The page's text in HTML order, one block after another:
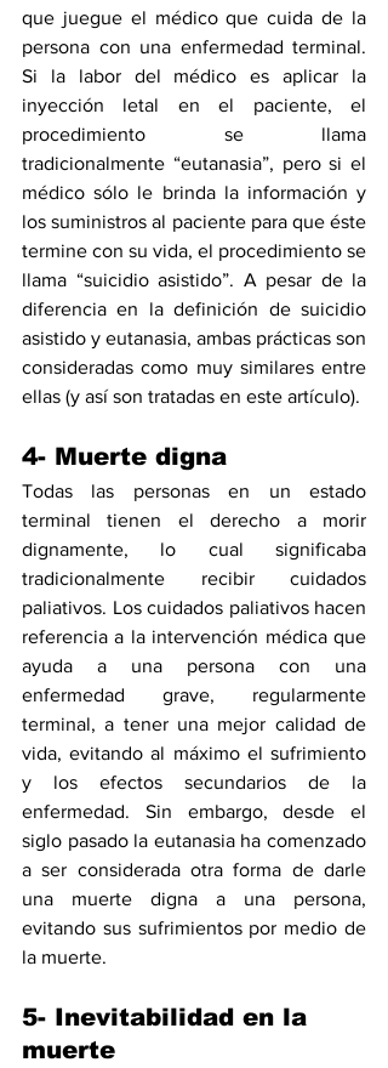
que juegue el médico que cuida de la
persona con una enfermedad terminal.
Si la labor del médico es aplicar la
inyección letal en el paciente, el
procedimiento se llama
tradicionalmente “eutanasia”, pero si el
médico sólo le brinda la información y
los suministros al paciente para que éste
termine con su vida, el procedimiento se
llama “suicidio asistido”. A pesar de la
diferencia en la definición de suicidio
asistido y eutanasia, ambas prácticas son
consideradas como muy similares entre
ellas (y así son tratadas en este artículo).
4- Muerte digna
Todas las personas en un estado
terminal tienen el derecho a morir
dignamente, lo cual significaba
tradicionalmente recibir cuidados
paliativos. Los cuidados paliativos hacen
referencia a la intervención médica que
ayuda a una persona con una
enfermedad grave, regularmente
terminal, a tener una mejor calidad de
vida, evitando al máximo el sufrimiento
y los efectos secundarios de la
enfermedad. Sin embargo, desde el
siglo pasado la eutanasia ha comenzado
a ser considerada otra forma de darle
una muerte digna a una persona,
evitando sus sufrimientos por medio de
la muerte.
5- Inevitabilidad en la
muerte